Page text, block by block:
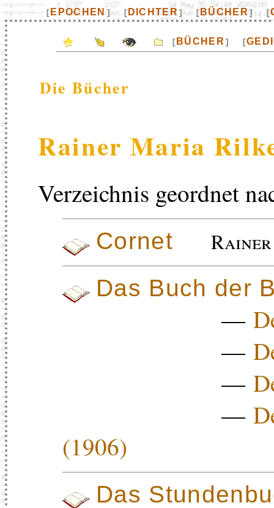
[ EPOCHEN ] [ DICHTER] [ BÜCHER] [
[ BÜCHER] [
Die Bücher
Rainer Maria
Verzeichnis geordnet
Cornet
Das Buch der
—
—
—
—
(1906)
Das